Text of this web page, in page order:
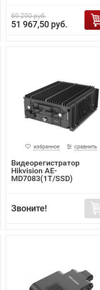
69 290 руб.
51 967,50 руб.
избранное сравнить
Видеорегистратор
Hikvision AE-
MD7083(1T/SSD)
Звоните!